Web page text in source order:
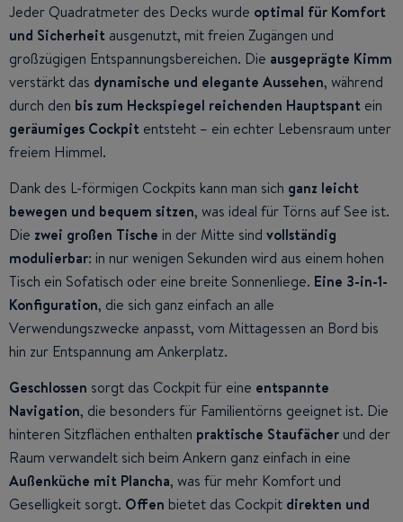
Jeder Quadratmeter des Decks wurde optimal für Komfort
und Sicherheit ausgenutzt, mit freien Zugängen und
großzügigen Entspannungsbereichen. Die ausgeprägte Kimm
verstärkt das dynamische und elegante Aussehen, während
durch den bis zum Heckspiegel reichenden Hauptspant ein
geräumiges Cockpit entsteht – ein echter Lebensraum unter
freiem Himmel.
Dank des L-förmigen Cockpits kann man sich ganz leicht
bewegen und bequem sitzen, was ideal für Törns auf See ist.
Die zwei großen Tische in der Mitte sind vollständig
modulierbar: in nur wenigen Sekunden wird aus einem hohen
Tisch ein Sofatisch oder eine breite Sonnenliege. Eine 3-in-1-
Konfiguration, die sich ganz einfach an alle
Verwendungszwecke anpasst, vom Mittagessen an Bord bis
hin zur Entspannung am Ankerplatz.
Geschlossen sorgt das Cockpit für eine entspannte
Navigation, die besonders für Familientörns geeignet ist. Die
hinteren Sitzflächen enthalten praktische Staufächer und der
Raum verwandelt sich beim Ankern ganz einfach in eine
Außenküche mit Plancha, was für mehr Komfort und
Geselligkeit sorgt. Offen bietet das Cockpit direkten und